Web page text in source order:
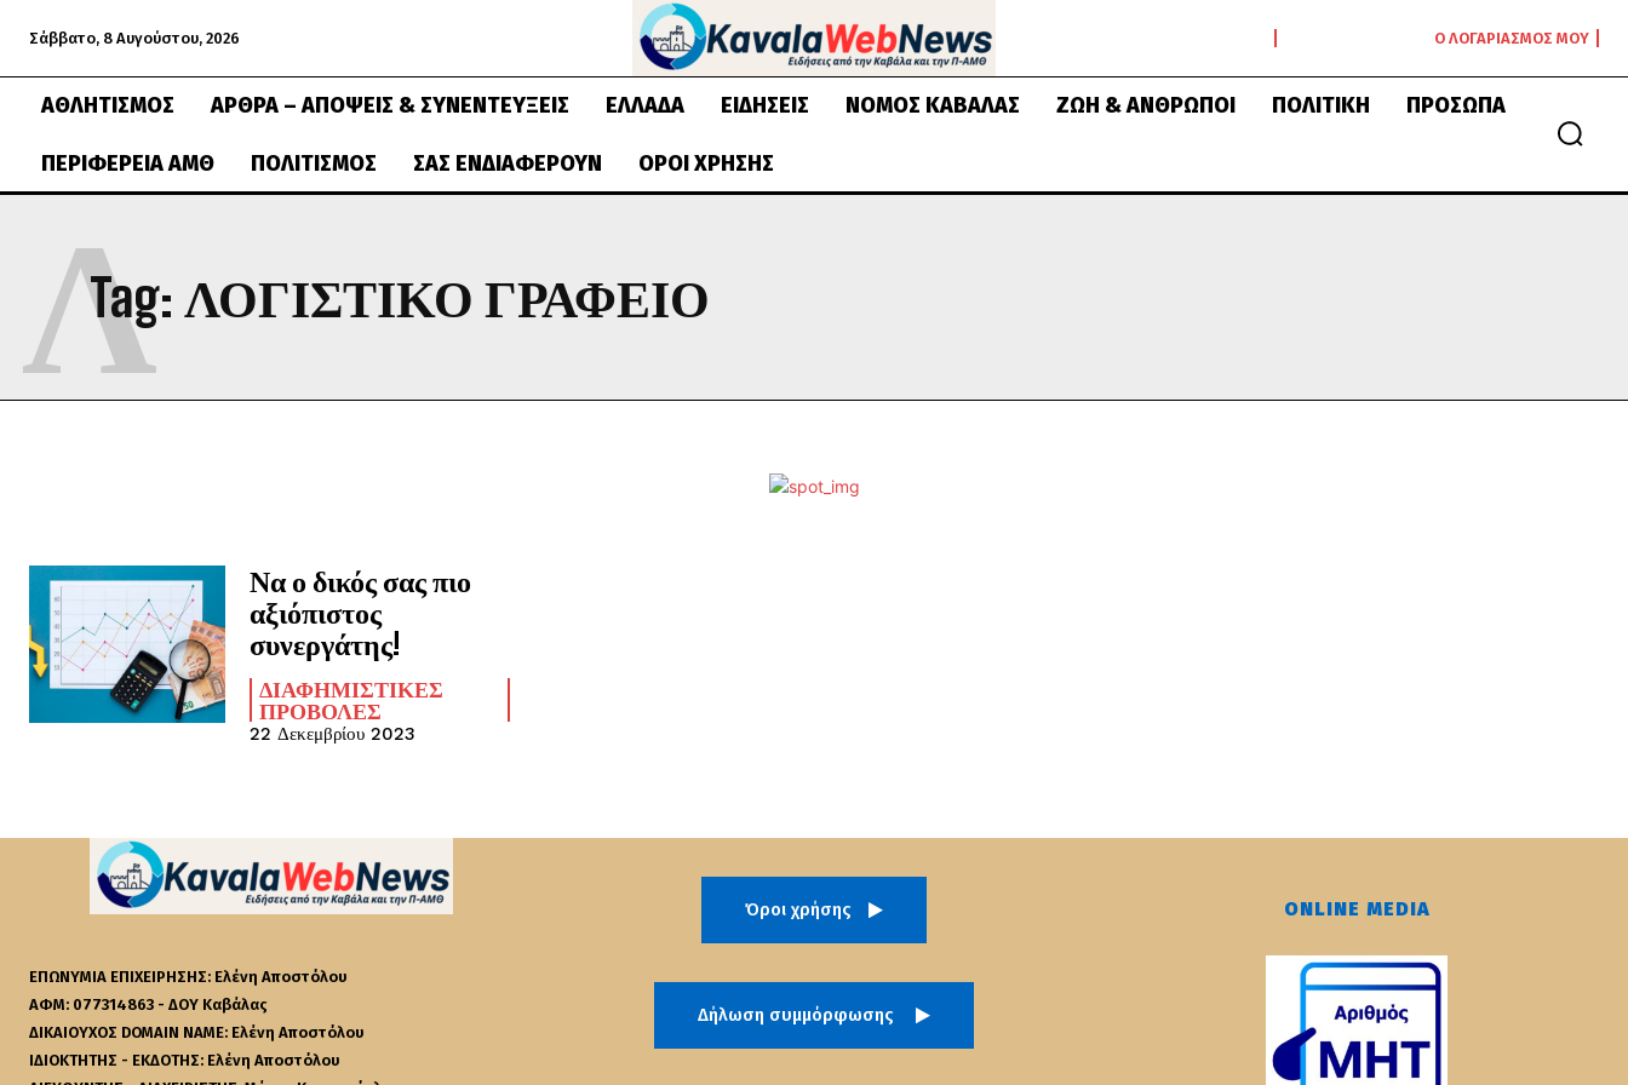
Σάββατο, 8 Αυγούστου, 2026 Ο ΛΟΓΑΡΙΑΣΜΌΣ ΜΟΥ
ΑΘΛΗΤΙΣΜΌΣ ΆΡΘΡΑ – ΑΠΌΨΕΙΣ & ΣΥΝΕΝΤΕΎΞΕΙΣ ΕΛΛΆΔΑ ΕΙΔΉΣΕΙΣ ΝΟΜΌΣ ΚΑΒΆΛΑΣ ΖΩΉ & ΆΝΘΡΩΠΟΙ ΠΟΛΙΤΙΚΉ ΠΡΌΣΩΠΑ
ΠΕΡΙΦΈΡΕΙΑ ΑΜΘ ΠΟΛΙΤΙΣΜΌΣ ΣΑΣ ΕΝΔΙΑΦΈΡΟΥΝ ΌΡΟΙ ΧΡΉΣΗΣ
Tag: ΛΟΓΙΣΤΙΚΟ ΓΡΑΦΕΙΟ
Λ
Να ο δικός σας πιο
αξιόπιστος
συνεργάτης!
ΔΙΑΦΗΜΙΣΤΙΚΈΣ
ΠΡΟΒΟΛΈΣ
22 Δεκεμβρίου 2023
ΕΠΩΝΥΜΙΑ ΕΠΙΧΕΙΡΗΣΗΣ: Ελένη Αποστόλου
ΑΦΜ: 077314863 - ΔΟΥ Καβάλας
ΔΙΚΑΙΟΥΧΟΣ DOMAIN NAME: Ελένη Αποστόλου
ΙΔΙΟΚΤΗΤΗΣ - ΕΚΔΟΤΗΣ: Ελένη Αποστόλου
Όροι χρήσης
Δήλωση συμμόρφωσης
ONLINE MEDIA